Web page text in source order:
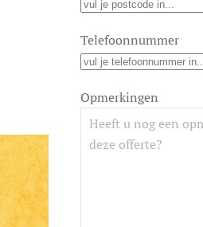
Telefoonnummer
Opmerkingen